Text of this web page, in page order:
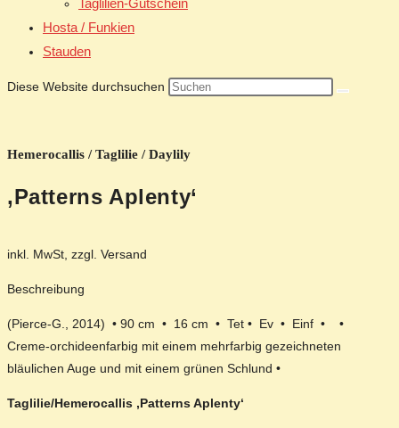
Taglilien-Gutschein
Hosta / Funkien
Stauden
Diese Website durchsuchen
Hemerocallis / Taglilie / Daylily
‚Patterns Aplenty‘
inkl. MwSt, zzgl. Versand
Beschreibung
(Pierce-G., 2014) • 90 cm • 16 cm • Tet • Ev • Einf • •
Creme-orchideenfarbig mit einem mehrfarbig gezeichneten
bläulichen Auge und mit einem grünen Schlund •
Taglilie/Hemerocallis ‚Patterns Aplenty‘